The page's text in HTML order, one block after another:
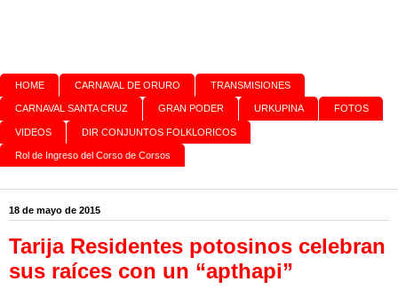
HOME CARNAVAL DE ORURO TRANSMISIONES
CARNAVAL SANTA CRUZ GRAN PODER URKUPINA FOTOS
VIDEOS DIR CONJUNTOS FOLKLORICOS
Rol de Ingreso del Corso de Corsos
18 de mayo de 2015
Tarija Residentes potosinos celebran
sus raíces con un “apthapi”